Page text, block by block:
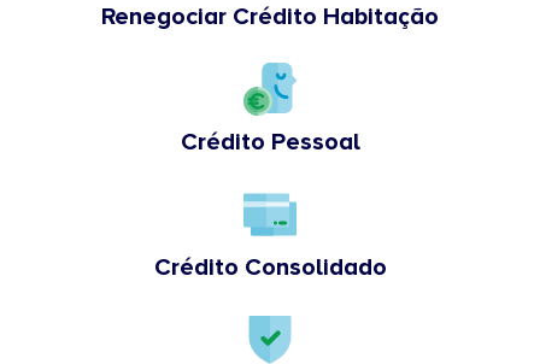
Renegociar Crédito Habitação
Crédito Pessoal
Crédito Consolidado